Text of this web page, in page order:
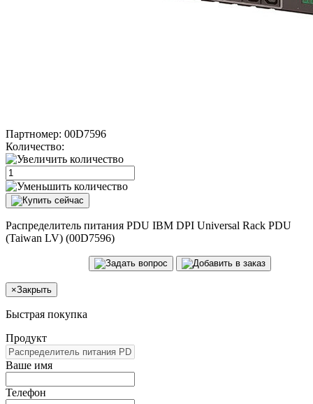
Партномер: 00D7596
Количество:
Распределитель питания PDU IBM DPI Universal Rack PDU
(Taiwan LV) (00D7596)
×Закрыть
Быстрая покупка
Продукт
Ваше имя
Телефон